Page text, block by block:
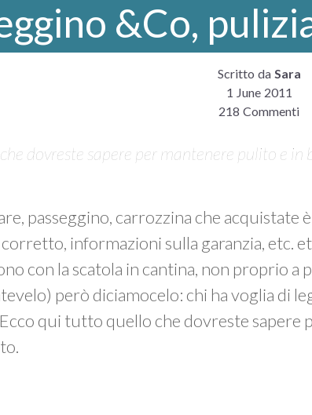
&Co,
Scritto da Sara
1 June 2011
218 Commenti
dovreste sapere per mantenere pulito e
passeggino, carrozzina che acquistate
informazioni sulla garanzia, etc.
con la scatola in cantina, non proprio a
però diciamocelo: chi ha voglia di
qui tutto quello che dovreste